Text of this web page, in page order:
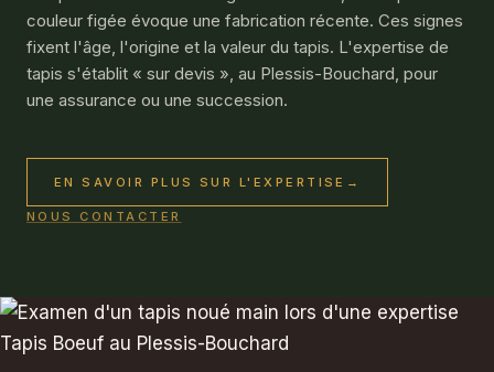
couleur figée évoque une fabrication récente. Ces signes
fixent l'âge, l'origine et la valeur du tapis. L'expertise de
tapis s'établit « sur devis », au Plessis-Bouchard, pour
une assurance ou une succession.
EN SAVOIR PLUS SUR L'EXPERTISE →
NOUS CONTACTER